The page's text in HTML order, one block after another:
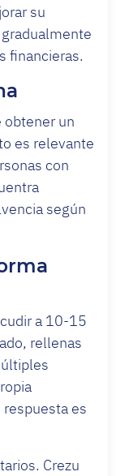
su
financieras.
obtener un
es relevante
con
según
a 10-15
rellenas
es
Crezu